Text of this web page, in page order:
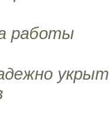
работы
укрыт